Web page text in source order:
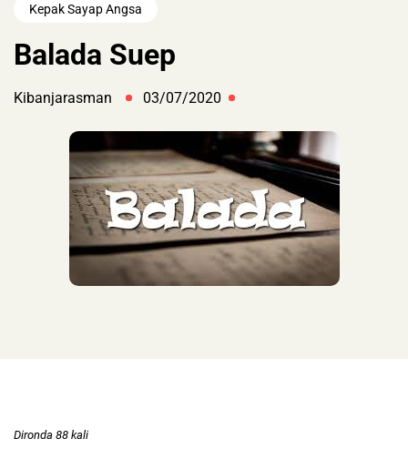
Kepak Sayap Angsa
Balada Suep
Kibanjarasman 03/07/2020
Dironda 88 kali